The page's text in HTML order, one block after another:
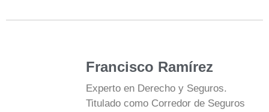
Francisco Ramírez
Experto en Derecho y Seguros.
Titulado como Corredor de Seguros